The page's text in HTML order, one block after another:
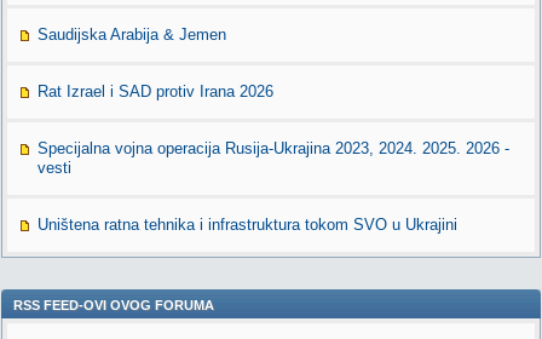
Saudijska Arabija & Jemen
Rat Izrael i SAD protiv Irana 2026
Specijalna vojna operacija Rusija-Ukrajina 2023, 2024. 2025. 2026 -
vesti
Uništena ratna tehnika i infrastruktura tokom SVO u Ukrajini
RSS FEED-OVI OVOG FORUMA